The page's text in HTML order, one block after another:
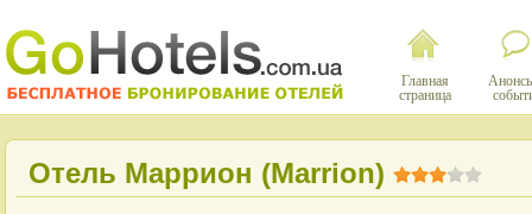
Главная
страница
Отель Маррион (Marrion)